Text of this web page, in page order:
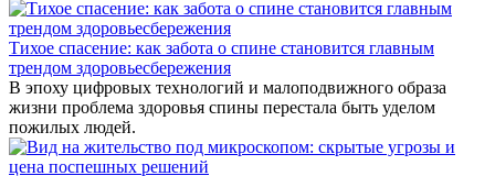
Тихое спасение: как забота о спине становится главным
трендом здоровьесбережения
В эпоху цифровых технологий и малоподвижного образа
жизни проблема здоровья спины перестала быть уделом
пожилых людей.